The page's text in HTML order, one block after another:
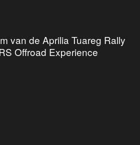
van de Aprilia Tuareg Rally
Offroad Experience